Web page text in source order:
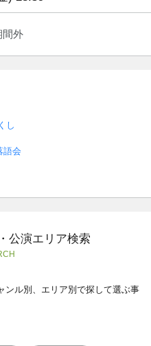
間外
し
会
公演エリア検索
ンル別、エリア別で探して選ぶ事